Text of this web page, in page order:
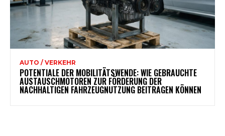
AUTO / VERKEHR
POTENTIALE DER MOBILITÄTSWENDE: WIE GEBRAUCHTE
AUSTAUSCHMOTOREN ZUR FÖRDERUNG DER
NACHHALTIGEN FAHRZEUGNUTZUNG BEITRAGEN KÖNNEN